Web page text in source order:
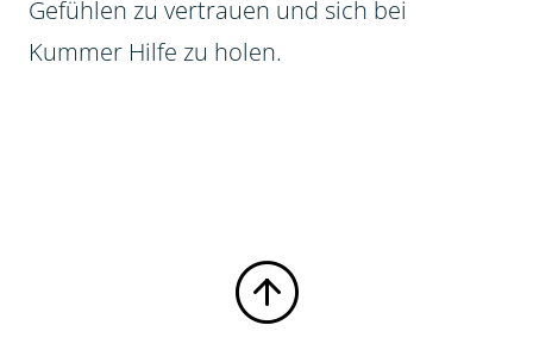
Gefühlen zu vertrauen und sich bei
Kummer Hilfe zu holen.